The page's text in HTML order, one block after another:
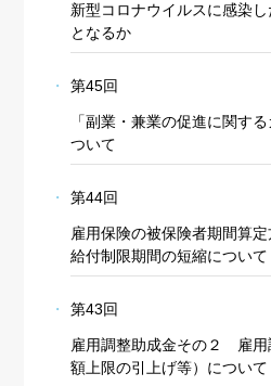
新型コロナウイルスに感染
となるか
第45回
「副業・兼業の促進に関す
ついて
第44回
雇用保険の被保険者期間算
給付制限期間の短縮について
第43回
雇用調整助成金その２ 雇用
額上限の引上げ等）について